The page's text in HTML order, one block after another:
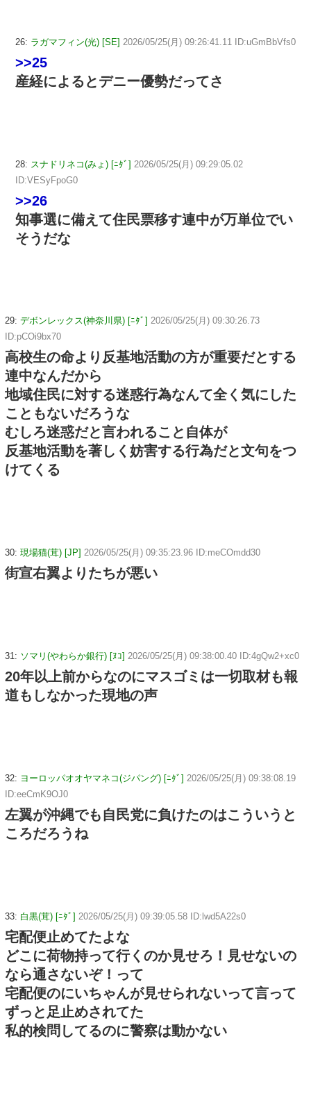
26: ラガマフィン(光) [SE] 2026/05/25(月) 09:26:41.11 ID:uGmBbVfs0
>>25
産経によるとデニー優勢だってさ
28: スナドリネコ(みょ) [ﾆﾀﾞ] 2026/05/25(月) 09:29:05.02
ID:VESyFpoG0
>>26
知事選に備えて住民票移す連中が万単位でい
そうだな
29: デボンレックス(神奈川県) [ﾆﾀﾞ] 2026/05/25(月) 09:30:26.73
ID:pCOi9bx70
高校生の命より反基地活動の方が重要だとする
連中なんだから
地域住民に対する迷惑行為なんて全く気にした
こともないだろうな
むしろ迷惑だと言われること自体が
反基地活動を著しく妨害する行為だと文句をつ
けてくる
30: 現場猫(茸) [JP] 2026/05/25(月) 09:35:23.96 ID:meCOmdd30
街宣右翼よりたちが悪い
31: ソマリ(やわらか銀行) [ﾇｺ] 2026/05/25(月) 09:38:00.40 ID:4gQw2+xc0
20年以上前からなのにマスゴミは一切取材も報
道もしなかった現地の声
32: ヨーロッパオオヤマネコ(ジパング) [ﾆﾀﾞ] 2026/05/25(月) 09:38:08.19
ID:eeCmK9OJ0
左翼が沖縄でも自民党に負けたのはこういうと
ころだろうね
33: 白黒(茸) [ﾆﾀﾞ] 2026/05/25(月) 09:39:05.58 ID:lwd5A22s0
宅配便止めてたよな
どこに荷物持って行くのか見せろ！見せないの
なら通さないぞ！って
宅配便のにいちゃんが見せられないって言って
ずっと足止めされてた
私的検問してるのに警察は動かない